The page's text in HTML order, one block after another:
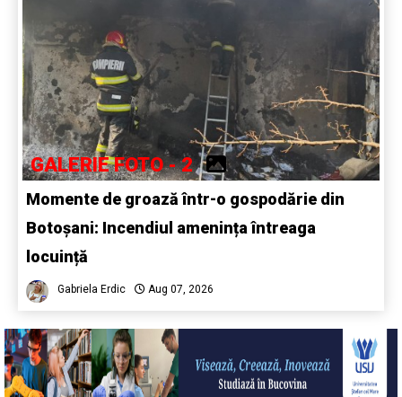
GALERIE FOTO - 2
Momente de groază într-o gospodărie din
Botoșani: Incendiul amenința întreaga
locuință
Gabriela Erdic Aug 07, 2026